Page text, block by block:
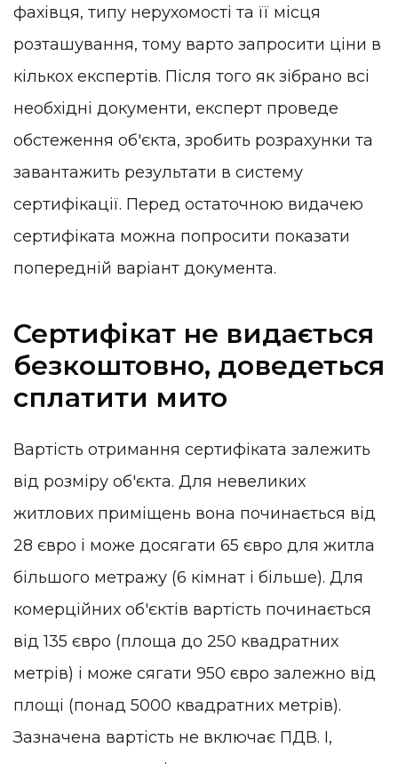
фахівця, типу нерухомості та її місця
розташування, тому варто запросити ціни в
кількох експертів. Після того як зібрано всі
необхідні документи, експерт проведе
обстеження об'єкта, зробить розрахунки та
завантажить результати в систему
сертифікації. Перед остаточною видачею
сертифіката можна попросити показати
попередній варіант документа.
Сертифікат не видається
безкоштовно, доведеться
сплатити мито
Вартість отримання сертифіката залежить
від розміру об'єкта. Для невеликих
житлових приміщень вона починається від
28 євро і може досягати 65 євро для житла
більшого метражу (6 кімнат і більше). Для
комерційних об'єктів вартість починається
від 135 євро (площа до 250 квадратних
метрів) і може сягати 950 євро залежно від
площі (понад 5000 квадратних метрів).
Зазначена вартість не включає ПДВ. І,